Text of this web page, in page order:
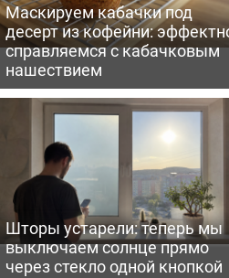
Маскируем кабачки под
десерт из кофейни:
справляемся с кабачковым
нашествием
Шторы устарели: теперь мы
выключаем солнце прямо
через стекло одной кнопкой